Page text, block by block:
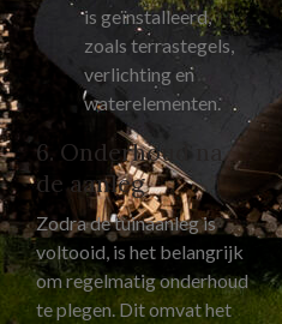
is geïnstalleerd,
zoals terrastegels,
verlichting en
waterelementen.
6. Onderhoud na
de aanleg
Zodra de tuinaanleg is
voltooid, is het belangrijk
om regelmatig onderhoud
te plegen. Dit omvat het